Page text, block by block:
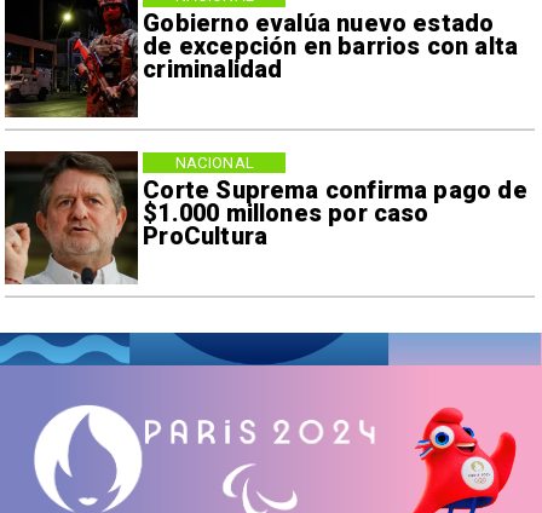
Gobierno evalúa nuevo estado
de excepción en barrios con alta
criminalidad
Corte Suprema confirma pago de
$1.000 millones por caso
ProCultura
NACIONAL